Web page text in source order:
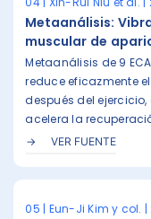
Metaanálisis:
muscular de
Metaanálisis de 9
reduce eficazmente
después del
acelera la
VER FUENTE
05 | Eun-Ji Kim y col. |